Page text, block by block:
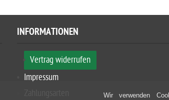
INFORMATIONEN
Vertrag widerrufen
Impressum
Wir verwenden